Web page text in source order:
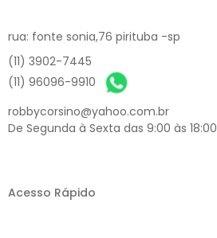
rua: fonte sonia,76 pirituba -sp
(11) 3902-7445
(11) 96096-9910
robbycorsino@yahoo.com.br
De Segunda à Sexta das 9:00 às 18:00
Acesso Rápido